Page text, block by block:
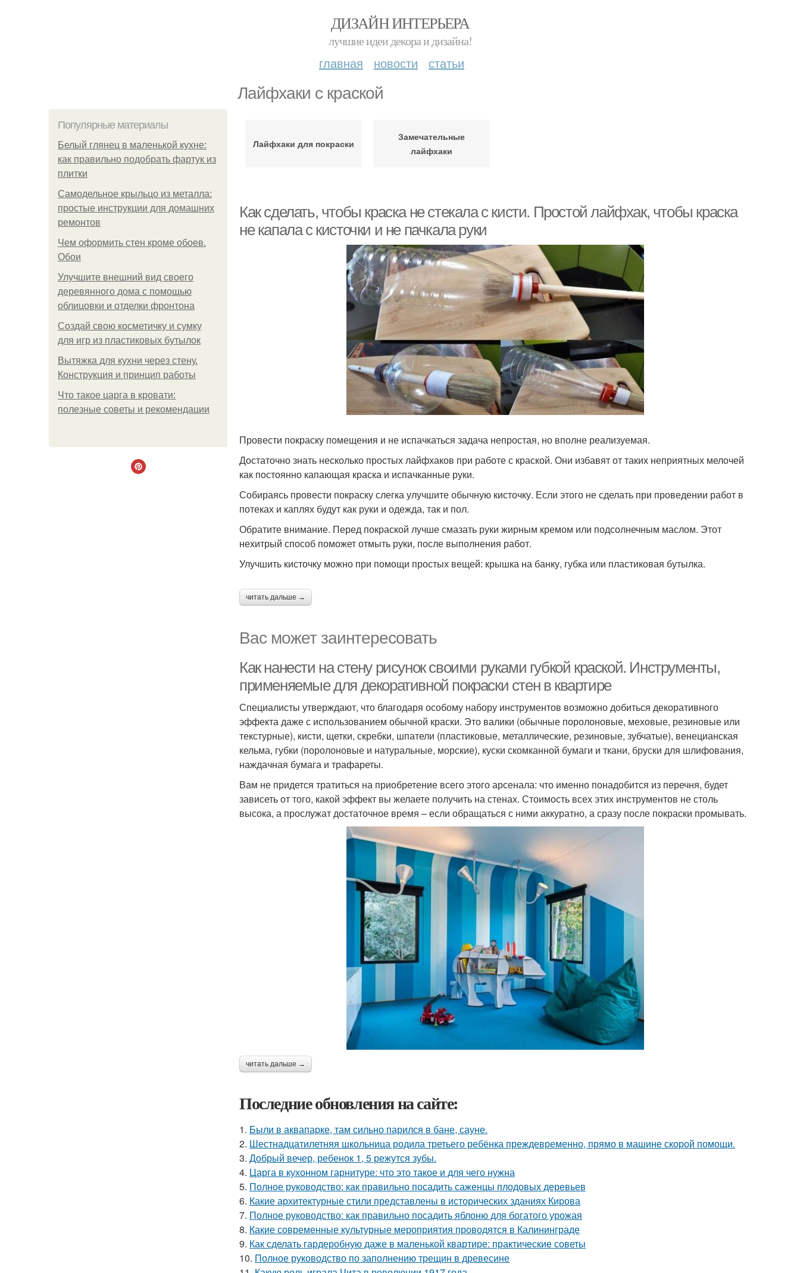
ДИЗАЙН ИНТЕРЬЕРА
лучшие идеи декора и дизайна!
главная новости статьи
Лайфхаки с краской
Популярные материалы
Белый глянец в маленькой кухне:
как правильно подобрать фартук из
плитки
Самодельное крыльцо из металла:
простые инструкции для домашних
ремонтов
Чем оформить стен кроме обоев.
Обои
Улучшите внешний вид своего
деревянного дома с помощью
облицовки и отделки фронтона
Создай свою косметичку и сумку
для игр из пластиковых бутылок
Вытяжка для кухни через стену.
Конструкция и принцип работы
Что такое царга в кровати:
полезные советы и рекомендации
Лайфхаки для покраски
Замечательные
лайфхаки
Как сделать, чтобы краска не стекала с кисти. Простой лайфхак, чтобы краска
не капала с кисточки и не пачкала руки
Провести покраску помещения и не испачкаться задача непростая, но вполне реализуемая.
Достаточно знать несколько простых лайфхаков при работе с краской. Они избавят от таких неприятных мелочей
как постоянно капающая краска и испачканные руки.
Собираясь провести покраску слегка улучшите обычную кисточку. Если этого не сделать при проведении работ в
потеках и каплях будут как руки и одежда, так и пол.
Обратите внимание. Перед покраской лучше смазать руки жирным кремом или подсолнечным маслом. Этот
нехитрый способ поможет отмыть руки, после выполнения работ.
Улучшить кисточку можно при помощи простых вещей: крышка на банку, губка или пластиковая бутылка.
читать дальше →
Вас может заинтересовать
Как нанести на стену рисунок своими руками губкой краской. Инструменты,
применяемые для декоративной покраски стен в квартире
Специалисты утверждают, что благодаря особому набору инструментов возможно добиться декоративного
эффекта даже с использованием обычной краски. Это валики (обычные поролоновые, меховые, резиновые или
текстурные), кисти, щетки, скребки, шпатели (пластиковые, металлические, резиновые, зубчатые), венецианская
кельма, губки (поролоновые и натуральные, морские), куски скомканной бумаги и ткани, бруски для шлифования,
наждачная бумага и трафареты.
Вам не придется тратиться на приобретение всего этого арсенала: что именно понадобится из перечня, будет
зависеть от того, какой эффект вы желаете получить на стенах. Стоимость всех этих инструментов не столь
высока, а прослужат достаточное время – если обращаться с ними аккуратно, а сразу после покраски промывать.
читать дальше →
Последние обновления на сайте:
1. Были в аквапарке, там сильно парился в бане, сауне.
2. Шестнадцатилетняя школьница родила третьего ребёнка преждевременно, прямо в машине скорой помощи.
3. Добрый вечер, ребенок 1, 5 режутся зубы.
4. Царга в кухонном гарнитуре: что это такое и для чего нужна
5. Полное руководство: как правильно посадить саженцы плодовых деревьев
6. Какие архитектурные стили представлены в исторических зданиях Кирова
7. Полное руководство: как правильно посадить яблоню для богатого урожая
8. Какие современные культурные мероприятия проводятся в Калининграде
9. Как сделать гардеробную даже в маленькой квартире: практические советы
10. Полное руководство по заполнению трещин в древесине